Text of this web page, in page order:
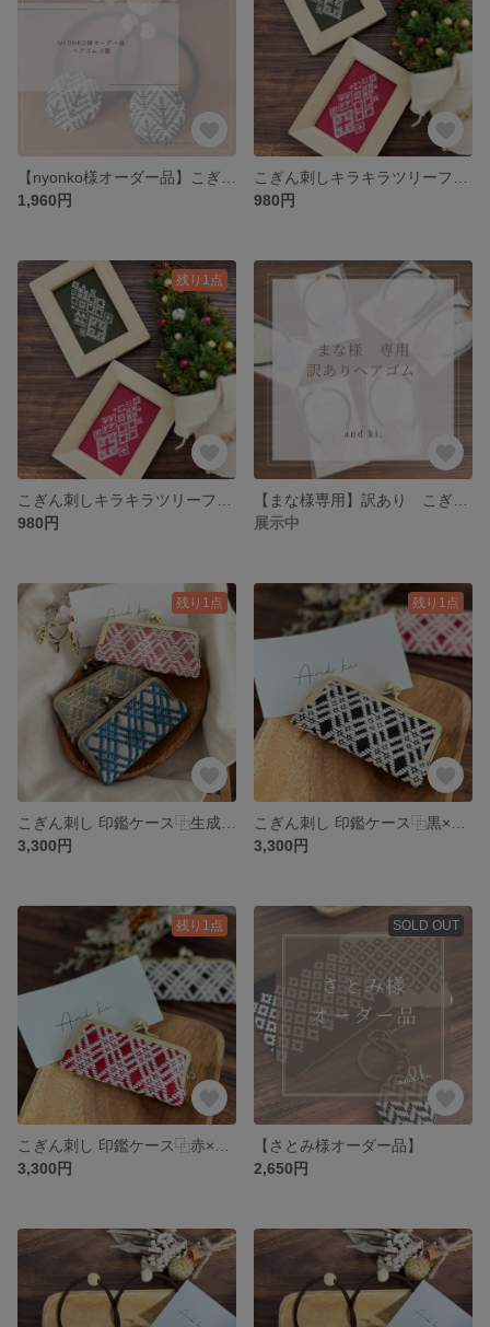
1,960円
980円
残り1点
980円
展示中
残り1点
3,300円
残り1点
3,300円
残り1点
3,300円
SOLD OUT
【さとみ様オーダー品】
2,650円